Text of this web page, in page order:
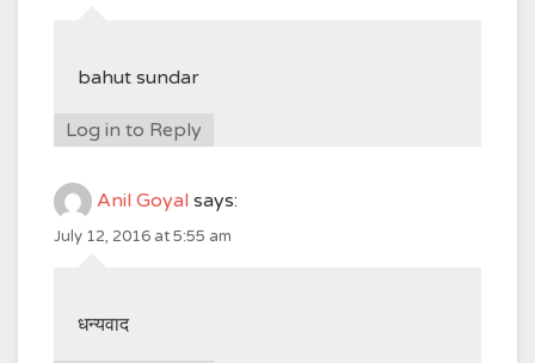
bahut sundar
Log in to Reply
Anil Goyal says:
July 12, 2016 at 5:55 am
धन्यवाद